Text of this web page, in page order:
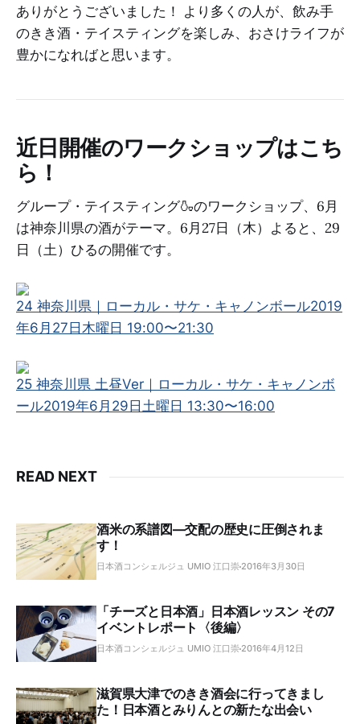
ありがとうございました！ より多くの人が、飲み手
のきき酒・テイスティングを楽しみ、おさけライフが
豊かになればと思います。
近日開催のワークショップはこち
ら！
グループ・テイスティング🍶のワークショップ、6月
は神奈川県の酒がテーマ。6月27日（木）よると、29
日（土）ひるの開催です。
24 神奈川県｜ローカル・サケ・キャノンボール2019
年6月27日木曜日 19:00〜21:30
25 神奈川県 土昼Ver｜ローカル・サケ・キャノンボ
ール2019年6月29日土曜日 13:30〜16:00
READ NEXT
酒米の系譜図―交配の歴史に圧倒されま
す！
日本酒コンシェルジュ UMIO 江口崇 2016年3月30日
「チーズと日本酒」日本酒レッスン その7
イベントレポート〈後編〉
日本酒コンシェルジュ UMIO 江口崇 2016年4月12日
滋賀県大津でのきき酒会に行ってきまし
た！日本酒とみりんとの新たな出会い